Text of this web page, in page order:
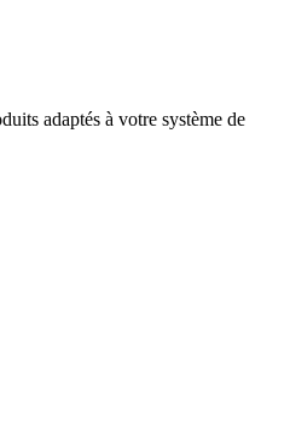
adaptés à votre système de